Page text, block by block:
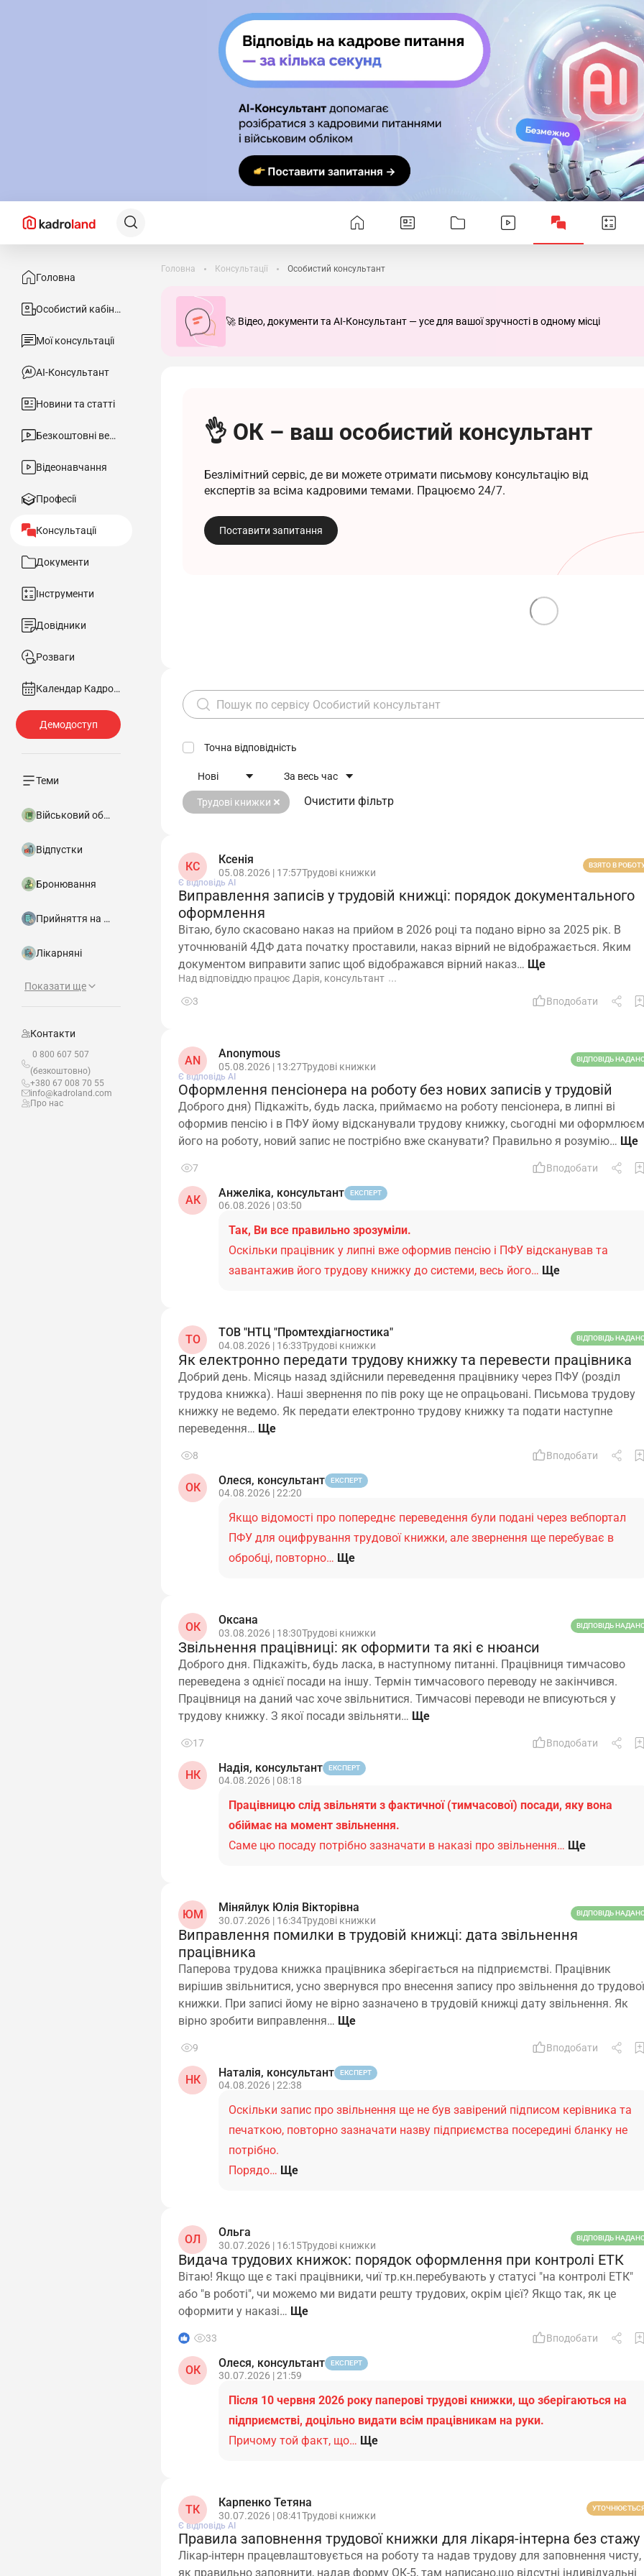
Головна
Особистий кабінет
Мої консультації
АІ-Консультант
Новини та статті
Безкоштовні вебінари
Відеонавчання
Професії
Консультації
Документи
Інструменти
Довідники
Розваги
Календар Кадровика
Теми
Військовий облік
Відпустки
Бронювання
Прийняття на роботу
Лікарняні
Показати ще
Контакти
0 800 607 507
(безкоштовно)
+380 67 008 70 55
info@kadroland.com
Про нас
Головна Консультації Особистий консультант
🚀 Відео, документи та AI-Консультант — усе для вашої зручності в одному місці
👌 ОК – ваш особистий консультант
Безлімітний сервіс, де ви можете отримати письмову консультацію від
експертів за всіма кадровими темами. Працюємо 24/7.
Поставити запитання
Точна відповідність
Нові За весь час
Трудові книжки Очистити фільтр
КС
Ксенія
05.08.2026 | 17:57Трудові книжки
ВЗЯТО В
Є відповідь АІ
Виправлення записів у трудовій книжці: порядок документального
оформлення
Вітаю, було скасовано наказ на прийом в 2026 році та подано вірно за 2025 рік. В
уточнюваній 4ДФ дата початку проставили, наказ вірний не відображається. Яким
документом виправити запис щоб відображався вірний наказ…
Над відповіддю працює Дарія, консультант
3
Вподобати
AN
Anonymous
05.08.2026 | 13:27Трудові книжки
ВІДПОВІДЬ
Є відповідь АІ
Оформлення пенсіонера на роботу без нових записів у трудовій
Доброго дня) Підкажіть, будь ласка, приймаємо на роботу пенсіонера, в липні ві
оформив пенсію і в ПФУ йому відсканували трудову книжку, сьогодні ми
його на роботу, новий запис не пострібно вже сканувати? Правильно я розумію…
7 Вподобати
АК
Анжеліка, консультант ЕКСПЕРТ
06.08.2026 | 03:50
Так, Ви все правильно зрозуміли.
Оскільки працівник у липні вже оформив пенсію і ПФУ відсканував та
завантажив його трудову книжку до системи, весь його… Ще
ТО
ТОВ "НТЦ "Промтехдіагностика"
04.08.2026 | 16:33Трудові книжки
ВІДПОВІДЬ
Як електронно передати трудову книжку та перевести працівника
Добрий день. Місяць назад здійснили переведення працівнику через ПФУ (розділ
трудова книжка). Наші звернення по пів року ще не опрацьовані. Письмова трудову
книжку не ведемо. Як передати електронно трудову книжку та подати наступне
переведення…
8 Вподобати
ОК
Олеся, консультант ЕКСПЕРТ
04.08.2026 | 22:20
Якщо відомості про попереднє переведення були подані через вебпортал
ПФУ для оцифрування трудової книжки, але звернення ще перебуває в
обробці, повторно… Ще
ОК
Оксана
03.08.2026 | 18:30Трудові книжки
ВІДПОВІДЬ
Звільнення працівниці: як оформити та які є нюанси
Доброго дня. Підкажіть, будь ласка, в наступному питанні. Працівниця тимчасово
переведена з однієї посади на іншу. Термін тимчасового переводу не закінчився.
Працівниця на даний час хоче звільнитися. Тимчасові переводи не вписуються у
трудову книжку. З якої посади звільняти…
17 Вподобати
НК
Надія, консультант ЕКСПЕРТ
04.08.2026 | 08:18
Працівницю слід звільняти з фактичної (тимчасової) посади, яку вона
обіймає на момент звільнення.
Саме цю посаду потрібно зазначати в наказі про звільнення… Ще
ЮМ
Міняйлук Юлія Вікторівна
30.07.2026 | 16:34Трудові книжки
ВІДПОВІДЬ
Виправлення помилки в трудовій книжці: дата звільнення
працівника
Паперова трудова книжка працівника зберігається на підприємстві. Працівник
вирішив звільнитися, усно звернувся про внесення запису про звільнення до трудової
книжки. При записі йому не вірно зазначено в трудовій книжці дату звільнення. Як
вірно зробити виправлення…
9 Вподобати
НК
Наталія, консультант ЕКСПЕРТ
04.08.2026 | 22:38
Оскільки запис про звільнення ще не був завірений підписом керівника та
печаткою, повторно зазначати назву підприємства посередині бланку не
потрібно.
Порядо… Ще
ОЛ
Ольга
30.07.2026 | 16:15Трудові книжки
ВІДПОВІДЬ
Видача трудових книжок: порядок оформлення при контролі ЕТК
Вітаю! Якщо ще є такі працівники, чиї тр.кн.перебувають у статусі "на контролі ЕТК"
або "в роботі", чи можемо ми видати решту трудових, окрім цієї? Якщо так, як це
оформити у наказі…
1 33 Вподобати
ОК
Олеся, консультант ЕКСПЕРТ
30.07.2026 | 21:59
Після 10 червня 2026 року паперові трудові книжки, що зберігаються на
підприємстві, доцільно видати всім працівникам на руки.
Причому той факт, що… Ще
ТК
Карпенко Тетяна
30.07.2026 | 08:41Трудові книжки
Є відповідь АІ
Правила заповнення трудової книжки для лікаря-інтерна без стажу
Лікар-інтерн працевлаштовується на роботу та надав трудову для заповнення чисту,
як правильно заповнити, надав форму ОК-5, там написано,що відсутні індивідуальні